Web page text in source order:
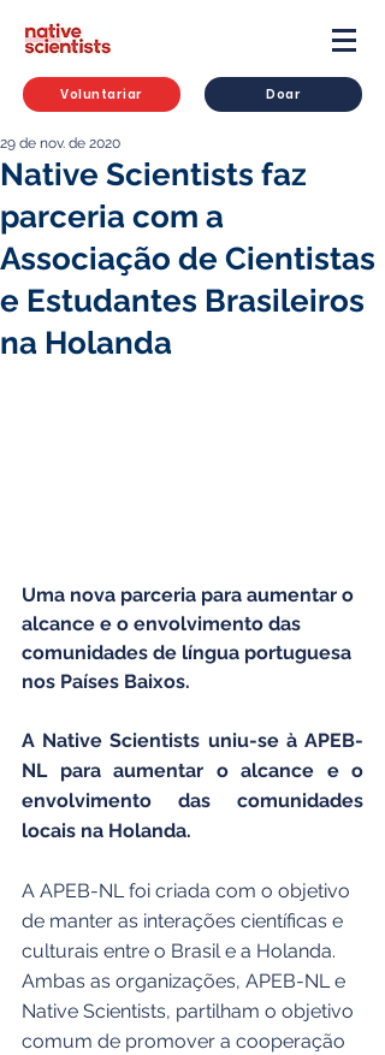
Voluntariar Doar
Native Scientists faz
parceria com a
Associação de Cientistas
e Estudantes Brasileiros
na Holanda
29 de nov. de 2020
Uma nova parceria para aumentar o
alcance e o envolvimento das
comunidades de língua portuguesa
nos Países Baixos.
A Native Scientists uniu-se à APEB-
NL para aumentar o alcance e o
envolvimento das comunidades
locais na Holanda.
A APEB-NL foi criada com o objetivo
de manter as interações científicas e
culturais entre o Brasil e a Holanda.
Ambas as organizações, APEB-NL e
Native Scientists, partilham o objetivo
comum de promover a cooperação